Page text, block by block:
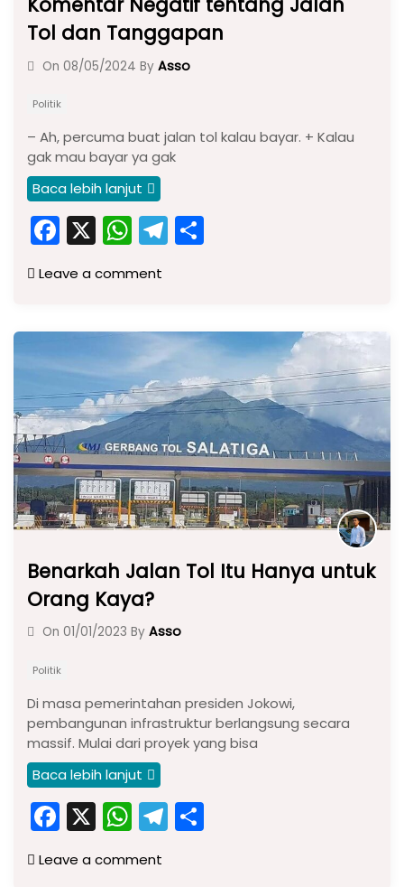
Tol dan Tanggapan
On 08/05/2024 By Asso
Politik
– Ah, percuma buat jalan tol kalau bayar. + Kalau
gak mau bayar ya gak
Baca lebih lanjut
F
a
c
b
o
o
k
X W
h
a
A
p
p
T
el
a
m
Leave a comment
Benarkah Jalan Tol Itu Hanya untuk
Orang Kaya?
On 01/01/2023 By Asso
Politik
Di masa pemerintahan presiden Jokowi,
pembangunan infrastruktur berlangsung secara
massif. Mulai dari proyek yang bisa
Baca lebih lanjut
F
a
c
X W
h
a
T
el
Leave a comment